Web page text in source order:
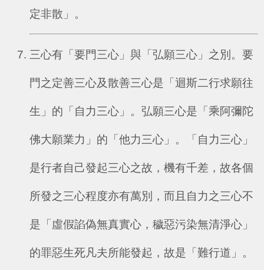
定非散」。
三心有「要門三心」與「弘願三心」之別。要
門之定善三心及散善三心是「迴斯二行求願往
生」的「自力三心」。弘願三心是「乘阿彌陀
佛大願業力」的「他力三心」。「自力三心」
是行者自己發起三心之故，機有千差，故各個
所發之三心程度亦有萬別，而且自力之三心不
是「虛假諂偽無真實心，穢惡污染無清淨心」
的罪惡生死凡夫所能發起，故是「難行道」。